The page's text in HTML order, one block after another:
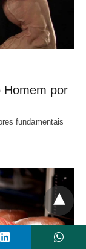
Homem por
fundamentais